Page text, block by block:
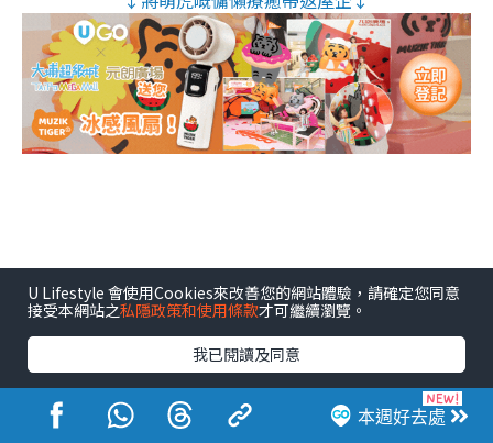
本週好去處
U Lifestyle 會使用Cookies來改善您的網站體驗，請確定您同意
接受本網站之私隱政策和使用條款才可繼續瀏覽。
我已閱讀及同意